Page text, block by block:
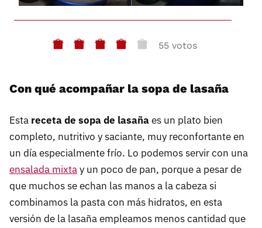
55 votos
Con qué acompañar la sopa de lasaña
Esta receta de sopa de lasañaes un plato bien
completo, nutritivo y saciante, muy reconfortante en
un día especialmente frío. Lo podemos servir con una
ensalada mixtay un poco de pan, porque a pesar de
que muchos se echan las manos a la cabeza si
combinamos la pasta con más hidratos, en esta
versión de la lasaña empleamos menos cantidad que